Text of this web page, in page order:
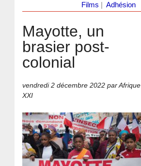
Films
Adhésion
Mayotte, un
brasier post-
colonial
vendredi 2 décembre 2022 par Afrique
XXI